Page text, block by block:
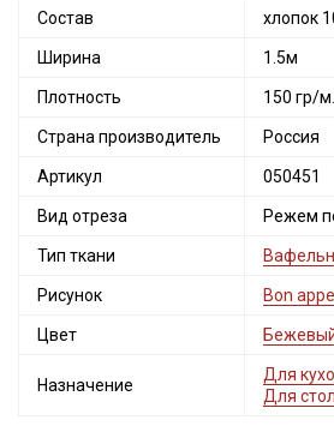
Состав хлопок
Ширина 1.5м
Плотность 150 гр/
Страна производитель Россия
Артикул 050451
Вид отреза Режем
Тип ткани
Рисунок Bon
Цвет
Назначение
Для
Для
Секретная рассылка от
Мы публикуем здесь
промокоды и скидки до